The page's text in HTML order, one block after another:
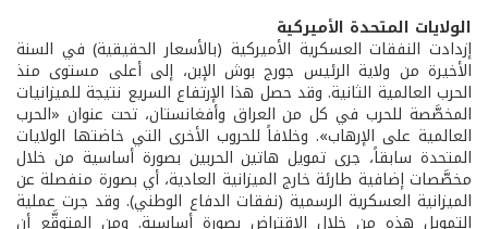
الولايات المتحدة الأميركية
إزدادت النفقات العسكرية الأميركية (بالأسعار الحقيقية) في السنة
الأخيرة من ولاية الرئيس جورج بوش الإبن، إلى أعلى مستوى منذ
الحرب العالمية الثانية. وقد حصل هذا الإرتفاع السريع نتيجة للميزانيات
المخصَّصة للحرب في كل من العراق وأفغانستان، تحت عنوان «الحرب
العالمية على الإرهاب». وخلافاً للحروب الأخرى التي خاضتها الولايات
المتحدة سابقاً، جرى تمويل هاتين الحربين بصورة أساسية من خلال
مخصَّصات إضافية طارئة خارج الميزانية العادية، أي بصورة منفصلة عن
الميزانية العسكرية الرسمية (نفقات الدفاع الوطني). وقد جرت عملية
التمويل هذه من خلال الإقتراض بصورة أساسية. ومن المتوقَّع أن